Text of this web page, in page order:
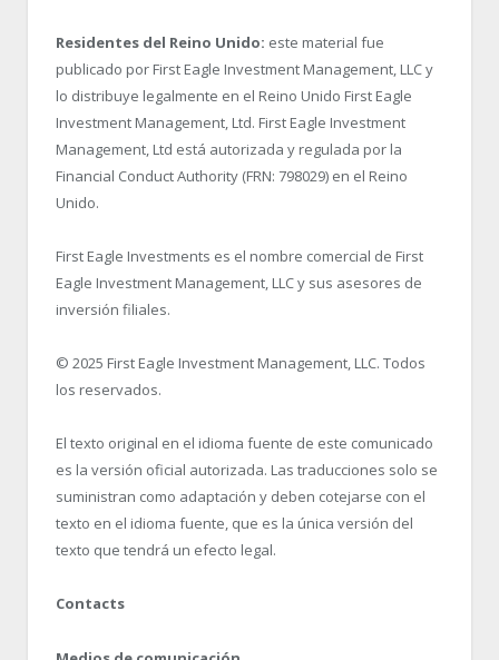
Residentes del Reino Unido: este material fue
publicado por First Eagle Investment Management, LLC y
lo distribuye legalmente en el Reino Unido First Eagle
Investment Management, Ltd. First Eagle Investment
Management, Ltd está autorizada y regulada por la
Financial Conduct Authority (FRN: 798029) en el Reino
Unido.
First Eagle Investments es el nombre comercial de First
Eagle Investment Management, LLC y sus asesores de
inversión filiales.
© 2025 First Eagle Investment Management, LLC. Todos
los reservados.
El texto original en el idioma fuente de este comunicado
es la versión oficial autorizada. Las traducciones solo se
suministran como adaptación y deben cotejarse con el
texto en el idioma fuente, que es la única versión del
texto que tendrá un efecto legal.
Contacts